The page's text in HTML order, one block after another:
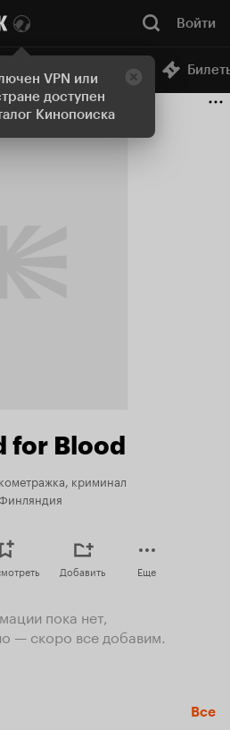
VPN или
доступен
Кинопоиска
Войти
Онлайн-кинотеатр
for Blood
криминал
Добавить Еще
пока нет,
— скоро все добавим.
Все